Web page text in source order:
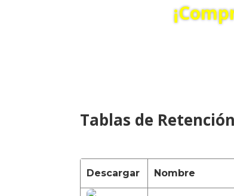
Tablas de
Descargar Nombre